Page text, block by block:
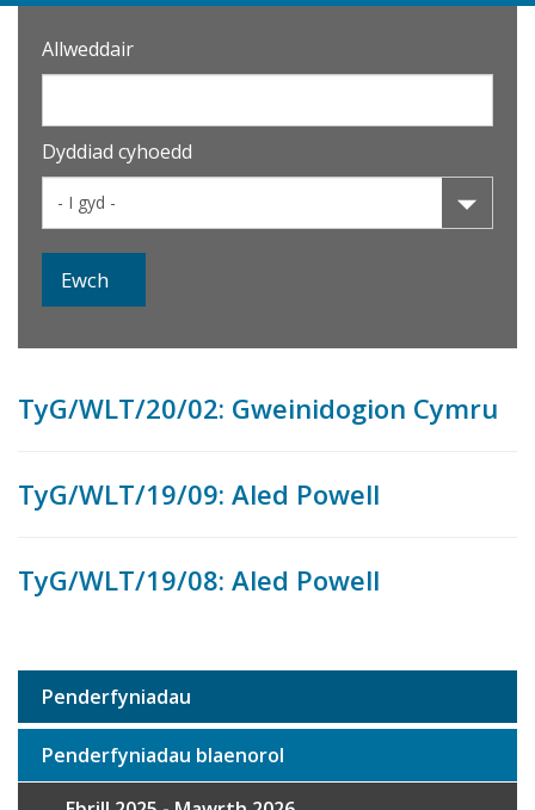
Allweddair
Dyddiad cyhoedd
TyG/WLT/20/02: Gweinidogion Cymru
TyG/WLT/19/09: Aled Powell
TyG/WLT/19/08: Aled Powell
Sub
navigation
Penderfyniadau
Penderfyniadau blaenorol